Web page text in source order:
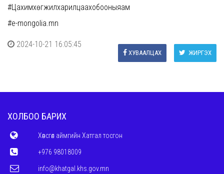
#Цахимхөгжилхарилцаахобооныяам
#e-mongolia.mn
2024-10-21 16:05:45
ЖИРГЭХ
ХУВААЛЦАХ
ХОЛБОО БАРИХ
Хөвсгөл аймгийн Хатгал тосгон
+976 98018009
info@khatgal.khs.gov.mn